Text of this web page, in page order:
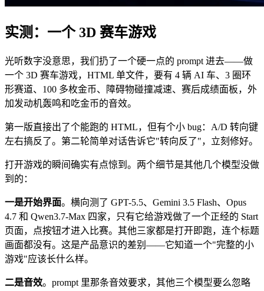
实测：一个 3D 赛车游戏
光听数字没意思，我们扔了一个硬一点的 prompt 进去——做
一个 3D 赛车游戏，HTML 单文件，要有 4 辆 AI 车、3 圈环
形赛道、100 多枚金币、障碍物碰撞减速、赛后成绩面板，外
加发动机轰鸣和吃金币的音效。
第一版直接出了个能跑的 HTML，但有个小 bug：A/D 转向键
左右搞反了。第二轮简单对话告诉它"转向反了"，立刻修好。
打开游戏的瞬间确实有点惊到。两个细节是其他几个模型没做
到的：
一是开始界面。横向测了 GPT-5.5、Gemini 3.5 Flash、Opus
4.7 和 Qwen3.7-Max 四家，只有它给游戏做了一个正经的 Start
页面，点按钮才进入比赛。其他三家都是打开即跑，连个标题
画面都没有。这是产品意识的差别——它知道一个"完整的小
游戏"应该长什么样。
二是音效。prompt 里那条音效要求，其他三个模型要么忽略